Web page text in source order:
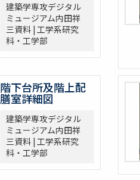
建築学専攻デジタル
ミュージアム内田祥
三資料 | 工学系研究
科・工学部
階下台所及階上配
膳室詳細図
建築学専攻デジタル
ミュージアム内田祥
三資料 | 工学系研究
科・工学部